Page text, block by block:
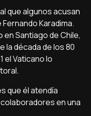
que algunos acusan
Karadima.
en Santiago de Chile,
la década de los 80
el Vaticano lo
que él atendía
en una